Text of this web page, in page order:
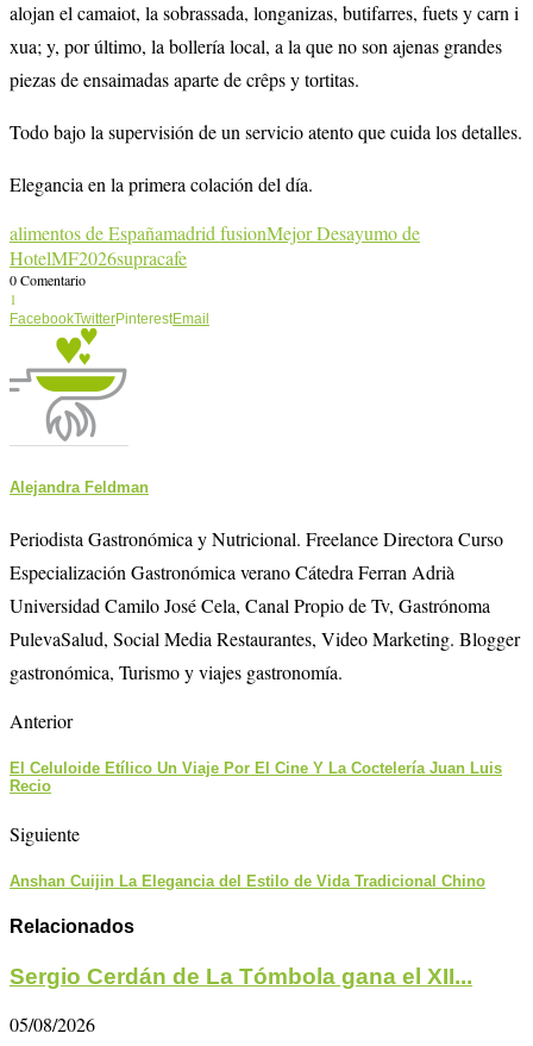
alojan el camaiot, la sobrassada, longanizas, butifarres, fuets y carn i
xua; y, por último, la bollería local, a la que no son ajenas grandes
piezas de ensaimadas aparte de crêps y tortitas.
Todo bajo la supervisión de un servicio atento que cuida los detalles.
Elegancia en la primera colación del día.
alimentos de Españamadrid fusionMejor Desayumo de
HotelMF2026supracafe
0 Comentario
1
FacebookTwitterPinterestEmail
Alejandra Feldman
Periodista Gastronómica y Nutricional. Freelance Directora Curso
Especialización Gastronómica verano Cátedra Ferran Adrià
Universidad Camilo José Cela, Canal Propio de Tv, Gastrónoma
PulevaSalud, Social Media Restaurantes, Video Marketing. Blogger
gastronómica, Turismo y viajes gastronomía.
Anterior
El Celuloide Etílico Un Viaje Por El Cine Y La Coctelería Juan Luis
Recio
Siguiente
Anshan Cuijin La Elegancia del Estilo de Vida Tradicional Chino
Relacionados
Sergio Cerdán de La Tómbola gana el XII...
05/08/2026